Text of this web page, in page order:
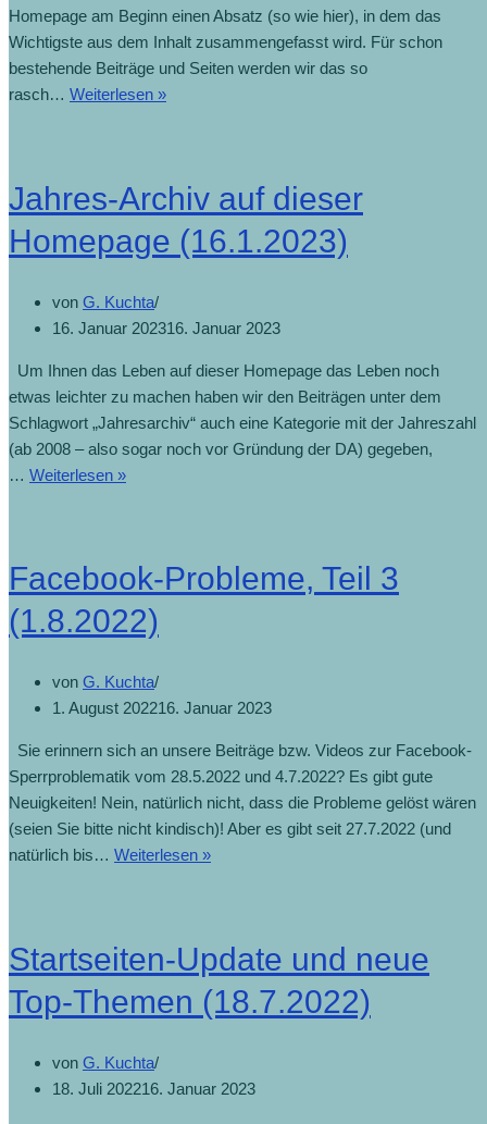
Homepage am Beginn einen Absatz (so wie hier), in dem das
Wichtigste aus dem Inhalt zusammengefasst wird. Für schon
bestehende Beiträge und Seiten werden wir das so
rasch… Weiterlesen »
Jahres-Archiv auf dieser
Homepage (16.1.2023)
von G. Kuchta
16. Januar 202316. Januar 2023
Um Ihnen das Leben auf dieser Homepage das Leben noch
etwas leichter zu machen haben wir den Beiträgen unter dem
Schlagwort „Jahresarchiv“ auch eine Kategorie mit der Jahreszahl
(ab 2008 – also sogar noch vor Gründung der DA) gegeben,
… Weiterlesen »
Facebook-Probleme, Teil 3
(1.8.2022)
von G. Kuchta
1. August 202216. Januar 2023
Sie erinnern sich an unsere Beiträge bzw. Videos zur Facebook-
Sperrproblematik vom 28.5.2022 und 4.7.2022? Es gibt gute
Neuigkeiten! Nein, natürlich nicht, dass die Probleme gelöst wären
(seien Sie bitte nicht kindisch)! Aber es gibt seit 27.7.2022 (und
natürlich bis… Weiterlesen »
Startseiten-Update und neue
Top-Themen (18.7.2022)
von G. Kuchta
18. Juli 202216. Januar 2023